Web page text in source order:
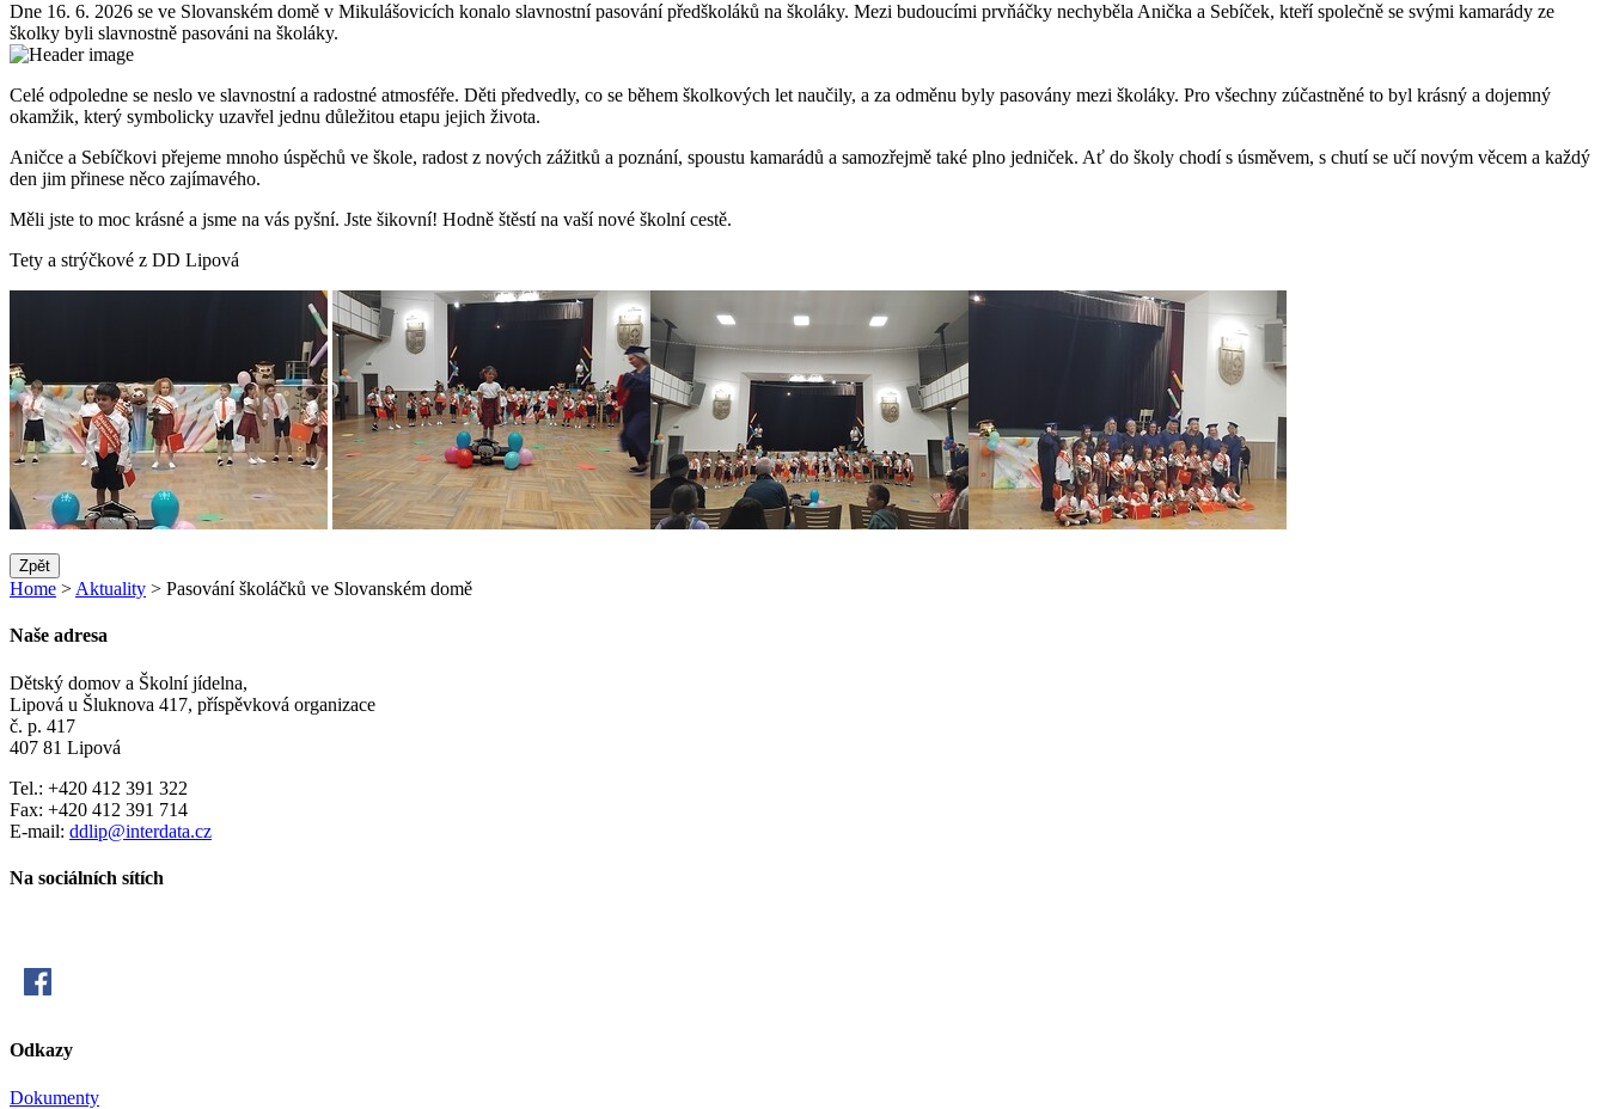
Dne 16. 6. 2026 se ve Slovanském domě v Mikulášovicích konalo slavnostní pasování předškoláků na školáky. Mezi budoucími prvňáčky nechyběla Anička a Sebíček, kteří společně se svými kamarády ze
školky byli slavnostně pasováni na školáky.
Celé odpoledne se neslo ve slavnostní a radostné atmosféře. Děti předvedly, co se během školkových let naučily, a za odměnu byly pasovány mezi školáky. Pro všechny zúčastněné to byl krásný a dojemný
okamžik, který symbolicky uzavřel jednu důležitou etapu jejich života.
Aničce a Sebíčkovi přejeme mnoho úspěchů ve škole, radost z nových zážitků a poznání, spoustu kamarádů a samozřejmě také plno jedniček. Ať do školy chodí s úsměvem, s chutí se učí novým věcem a každý
den jim přinese něco zajímavého.
Měli jste to moc krásné a jsme na vás pyšní. Jste šikovní! Hodně štěstí na vaší nové školní cestě.
Tety a strýčkové z DD Lipová
Zpět
Home > Aktuality > Pasování školáčků ve Slovanském domě
Naše adresa
Dětský domov a Školní jídelna,
Lipová u Šluknova 417, příspěvková organizace
č. p. 417
407 81 Lipová
Tel.: +420 412 391 322
Fax: +420 412 391 714
E-mail: ddlip@interdata.cz
Na sociálních sítích
Odkazy
Dokumenty